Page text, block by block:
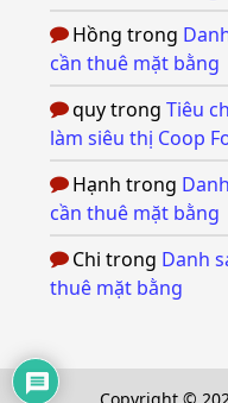
Hồng trong
cần thuê mặt bằng
quytrongTiêu
làm siêu thị Coop
Hạnh trong
cần thuê mặt bằng
Chi trong Danh
thuê mặt bằng